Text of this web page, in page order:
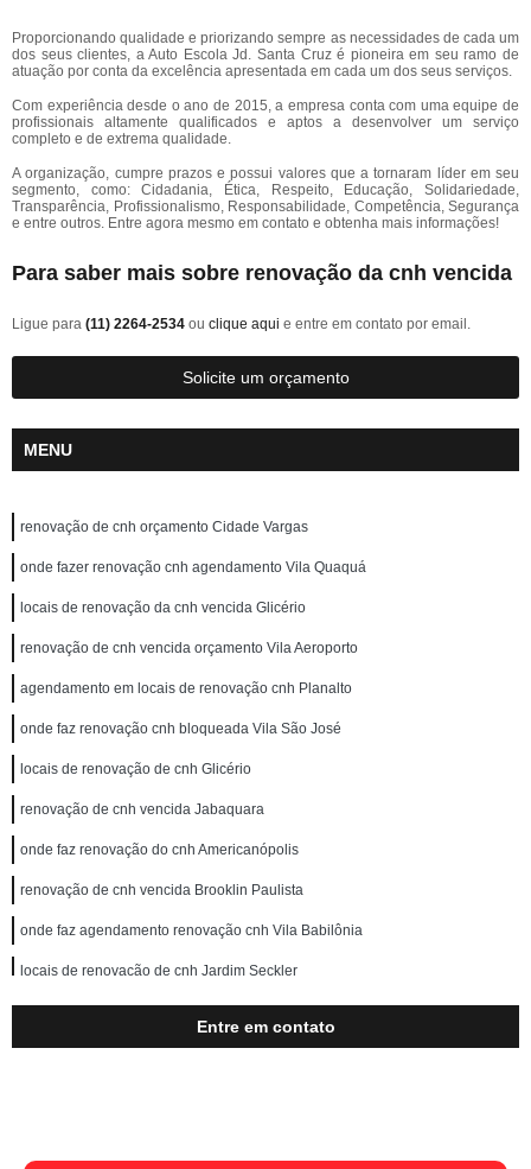
Proporcionando qualidade e priorizando sempre as necessidades de cada um
dos seus clientes, a Auto Escola Jd. Santa Cruz é pioneira em seu ramo de
atuação por conta da excelência apresentada em cada um dos seus serviços.
Com experiência desde o ano de 2015, a empresa conta com uma equipe de
profissionais altamente qualificados e aptos a desenvolver um serviço
completo e de extrema qualidade.
A organização, cumpre prazos e possui valores que a tornaram líder em seu
segmento, como: Cidadania, Ética, Respeito, Educação, Solidariedade,
Transparência, Profissionalismo, Responsabilidade, Competência, Segurança
e entre outros. Entre agora mesmo em contato e obtenha mais informações!
Para saber mais sobre renovação da cnh vencida
Ligue para (11) 2264-2534 ou clique aqui e entre em contato por email.
Solicite um orçamento
MENU
renovação de cnh orçamento Cidade Vargas
onde fazer renovação cnh agendamento Vila Quaquá
locais de renovação da cnh vencida Glicério
renovação de cnh vencida orçamento Vila Aeroporto
agendamento em locais de renovação cnh Planalto
onde faz renovação cnh bloqueada Vila São José
locais de renovação de cnh Glicério
renovação de cnh vencida Jabaquara
onde faz renovação do cnh Americanópolis
renovação de cnh vencida Brooklin Paulista
onde faz agendamento renovação cnh Vila Babilônia
locais de renovação de cnh Jardim Seckler
renovação cnh a orçamento Tatuapé
Entre em contato